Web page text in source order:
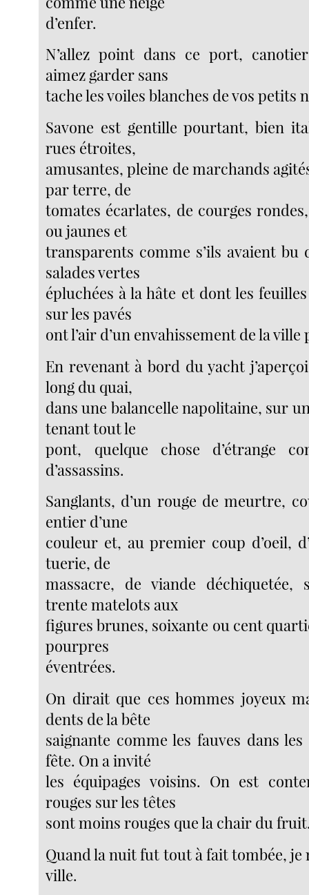
d’enfer.
N’allez point dans ce port,
aimez garder sans
tache les voiles blanches de vos petits
Savone est gentille pourtant, bien
rues étroites,
amusantes, pleine de marchands
par terre, de
tomates écarlates, de courges
ou jaunes et
transparents comme s’ils avaient bu
salades vertes
épluchées à la hâte et dont les
sur les pavés
ont l’air d’un envahissement de la
En revenant à bord du yacht
long du quai,
dans une balancelle napolitaine, sur
tenant tout le
pont, quelque chose d’étrange
d’assassins.
Sanglants, d’un rouge de meurtre,
entier d’une
couleur et, au premier coup d’oeil,
tuerie, de
massacre, de viande déchiquetée,
trente matelots aux
figures brunes, soixante ou cent
pourpres
éventrées.
On dirait que ces hommes joyeux
dents de la bête
saignante comme les fauves dans les
fête. On a invité
les équipages voisins. On est
rouges sur les têtes
sont moins rouges que la chair du
Quand la nuit fut tout à fait tombée, je
ville.